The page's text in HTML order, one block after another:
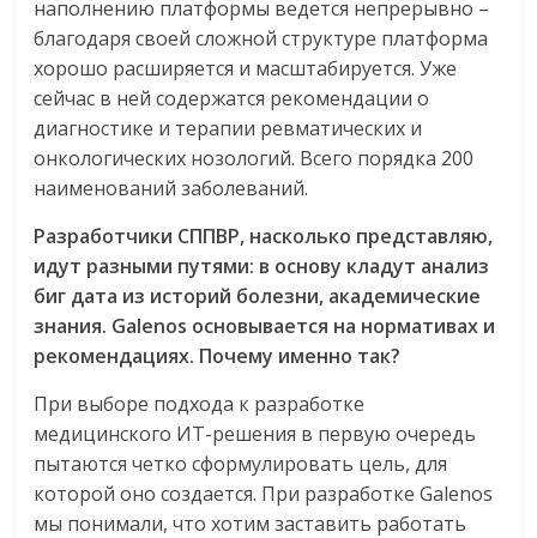
наполнению платформы ведется непрерывно –
благодаря своей сложной структуре платформа
хорошо расширяется и масштабируется. Уже
сейчас в ней содержатся рекомендации о
диагностике и терапии ревматических и
онкологических нозологий. Всего порядка 200
наименований заболеваний.
Разработчики СППВР, насколько представляю,
идут разными путями: в основу кладут анализ
биг дата из историй болезни, академические
знания. Galenos основывается на нормативах и
рекомендациях. Почему именно так?
При выборе подхода к разработке
медицинского ИТ-решения в первую очередь
пытаются четко сформулировать цель, для
которой оно создается. При разработке Galenos
мы понимали, что хотим заставить работать